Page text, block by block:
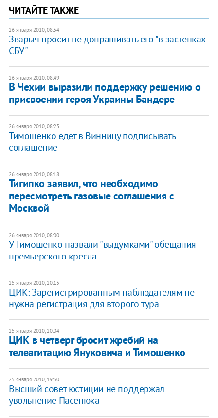
ЧИТАЙТЕ ТАКЖЕ
26 января 2010, 08:54
Зварыч просит не допрашивать его "в застенках
СБУ"
26 января 2010, 08:49
В Чехии выразили поддержку решению о
присвоении героя Украины Бандере
26 января 2010, 08:23
Тимошенко едет в Винницу подписывать
соглашение
26 января 2010, 08:18
Тигипко заявил, что необходимо
пересмотреть газовые соглашения с
Москвой
26 января 2010, 08:00
У Тимошенко назвали "выдумками" обещания
премьерского кресла
25 января 2010, 20:15
ЦИК: Зарегистрированным наблюдателям не
нужна регистрация для второго тура
25 января 2010, 20:04
ЦИК в четверг бросит жребий на
телеагитацию Януковича и Тимошенко
25 января 2010, 19:50
Высший совет юстиции не поддержал
увольнение Пасенюка